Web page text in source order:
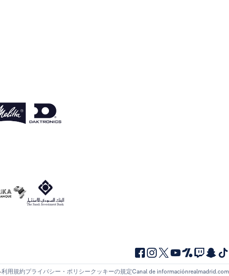
利用規約プライバシー・ポリシークッキーの規定Canal de informaciónrealmadrid.com